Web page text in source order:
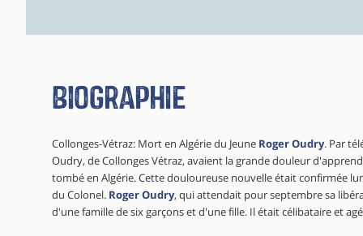
Biographie
Collonges-Vétraz: Mort en Algérie du Jeune Roger Oudry. Par
Oudry, de Collonges Vétraz, avaient la grande douleur
tombé en Algérie. Cette douloureuse nouvelle était confirmée
du Colonel. Roger Oudry, qui attendait pour septembre sa
d'une famille de six garçons et d'une fille. Il était célibataire et